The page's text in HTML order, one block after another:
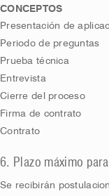
CONCEPTOS
Presentación de
Periodo de preguntas
Prueba técnica
Entrevista
Cierre del proceso
Firma de contrato
Contrato
6. Plazo máximo
Se recibirán